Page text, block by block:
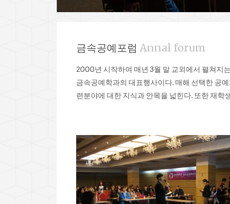
금속공예포럼 Annal forum
2000년 시작하여 매년 3월 말 교외에서 펼쳐지
금속공예학과의 대표행사이다. 매해 선택한 공
련분야에 대한 지식과 안목을 넓힌다. 또한 재학